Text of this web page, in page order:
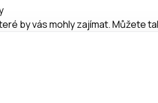
by vás mohly zajímat. Můžete